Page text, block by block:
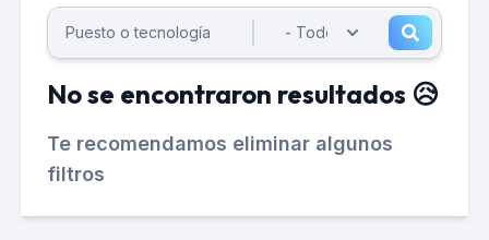
No se encontraron resultados 😥
Te recomendamos eliminar algunos
filtros